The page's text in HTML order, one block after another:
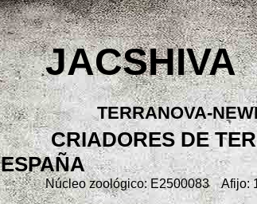
JACSHIVA
TERRANOVA-
CRIADORES DE
ESPAÑA
Núcleo zoológico: E2500083 Afijo: